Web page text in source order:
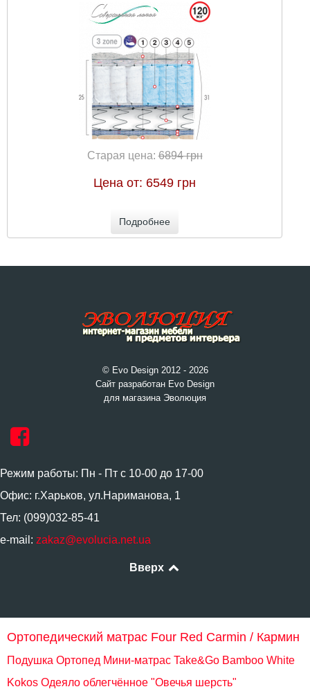
Старая цена:6894 грн
Цена от: 6549 грн
Подробнее
© Evo Design 2012 - 2026
Сайт разработан Evo Design
для магазина Эволюция
Режим работы: Пн - Пт с 10-00 до 17-00
Офис: г.Харьков, ул.Нариманова, 1
Тел: (099)032-85-41
e-mail: zakaz@evolucia.net.ua
Вверх
Ортопедический матрас Four Red Carmin / Кармин
Подушка Ортопед Мини-матрас Take&Go Bamboo White
Kokos Одеяло облегчённое "Овечья шерсть"